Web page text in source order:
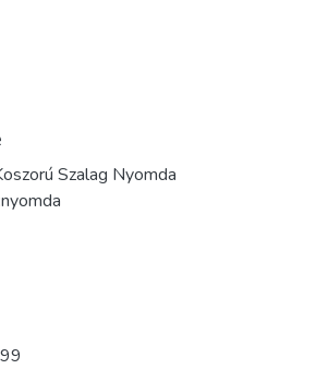
Szalag Nyomda